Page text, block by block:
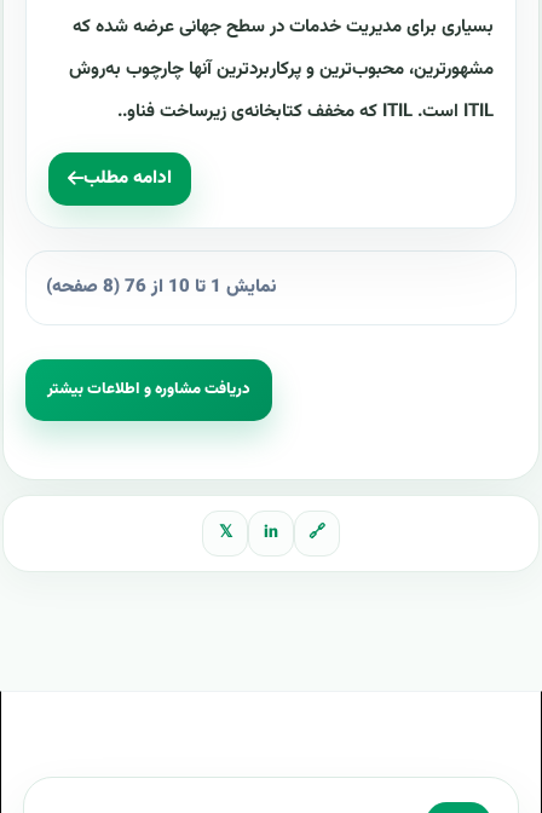
بسیاری برای مدیریت خدمات در سطح جهانی عرضه شده که
مشهورترین، محبوب‌ترین و پرکاربردترین آنها چارچوب به‌روش
ITIL است. ITIL که مخفف کتابخانه‌ی زیرساخت فناو..
ادامه مطلب
نمایش 1 تا 10 از 76 (8 صفحه)
دریافت مشاوره و اطلاعات بیشتر
🔗
in
𝕏